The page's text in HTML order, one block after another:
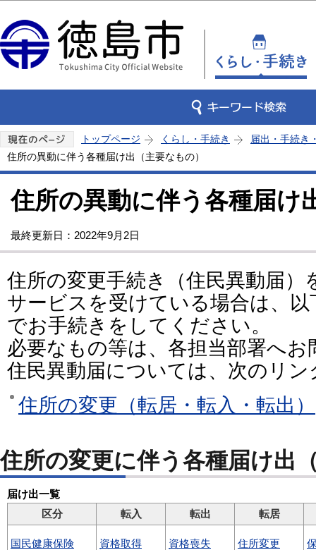
トップページ くらし・手続き
届出・手続き
住所の異動に伴う各種届け出（主要なもの）
住所の異動に伴う各種届け
最終更新日：2022年9月2日
住所の変更手続き（住民異動届）
サービスを受けている場合は、
でお手続きをしてください。
必要なもの等は、各担当部署へ
住民異動届については、次のリ
住所の変更（転居・転入・転出）
住所の変更に伴う各種届け出
届け出一覧
区分
転入 転出 転居
国民健康保険 資格取得 資格喪失 住所変更